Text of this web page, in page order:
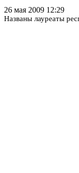
26 мая 2009 12:29
Названы лауреаты